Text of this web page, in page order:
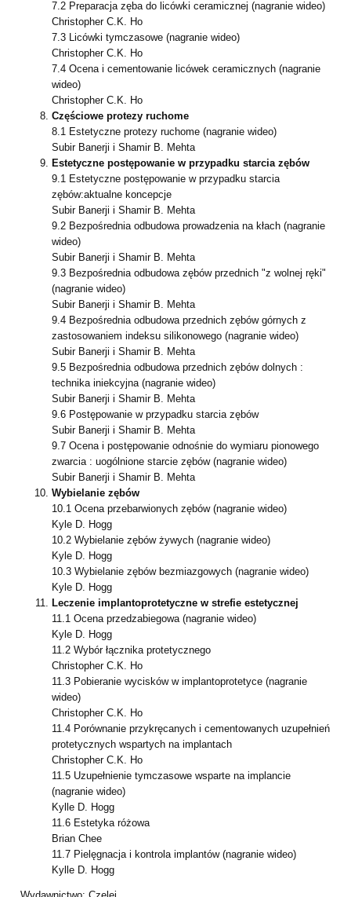
7.2 Preparacja zęba do licówki ceramicznej (nagranie wideo)
Christopher C.K. Ho
7.3 Licówki tymczasowe (nagranie wideo)
Christopher C.K. Ho
7.4 Ocena i cementowanie licówek ceramicznych (nagranie
wideo)
Christopher C.K. Ho
Częściowe protezy ruchome
8.1 Estetyczne protezy ruchome (nagranie wideo)
Subir Banerji i Shamir B. Mehta
Estetyczne postępowanie w przypadku starcia zębów
9.1 Estetyczne postępowanie w przypadku starcia
zębów:aktualne koncepcje
Subir Banerji i Shamir B. Mehta
9.2 Bezpośrednia odbudowa prowadzenia na kłach (nagranie
wideo)
Subir Banerji i Shamir B. Mehta
9.3 Bezpośrednia odbudowa zębów przednich "z wolnej ręki"
(nagranie wideo)
Subir Banerji i Shamir B. Mehta
9.4 Bezpośrednia odbudowa przednich zębów górnych z
zastosowaniem indeksu silikonowego (nagranie wideo)
Subir Banerji i Shamir B. Mehta
9.5 Bezpośrednia odbudowa przednich zębów dolnych :
technika iniekcyjna (nagranie wideo)
Subir Banerji i Shamir B. Mehta
9.6 Postępowanie w przypadku starcia zębów
Subir Banerji i Shamir B. Mehta
9.7 Ocena i postępowanie odnośnie do wymiaru pionowego
zwarcia : uogólnione starcie zębów (nagranie wideo)
Subir Banerji i Shamir B. Mehta
Wybielanie zębów
10.1 Ocena przebarwionych zębów (nagranie wideo)
Kyle D. Hogg
10.2 Wybielanie zębów żywych (nagranie wideo)
Kyle D. Hogg
10.3 Wybielanie zębów bezmiazgowych (nagranie wideo)
Kyle D. Hogg
Leczenie implantoprotetyczne w strefie estetycznej
11.1 Ocena przedzabiegowa (nagranie wideo)
Kyle D. Hogg
11.2 Wybór łącznika protetycznego
Christopher C.K. Ho
11.3 Pobieranie wycisków w implantoprotetyce (nagranie
wideo)
Christopher C.K. Ho
11.4 Porównanie przykręcanych i cementowanych uzupełnień
protetycznych wspartych na implantach
Christopher C.K. Ho
11.5 Uzupełnienie tymczasowe wsparte na implancie
(nagranie wideo)
Kylle D. Hogg
11.6 Estetyka różowa
Brian Chee
11.7 Pielęgnacja i kontrola implantów (nagranie wideo)
Kylle D. Hogg